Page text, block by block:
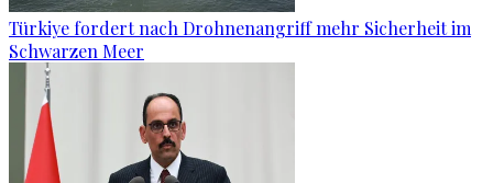
Türkiye fordert nach Drohnenangriff mehr Sicherheit im
Schwarzen Meer